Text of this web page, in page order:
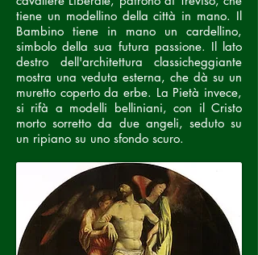
tiene un modellino della città in mano. Il
Bambino tiene in mano un cardellino,
simbolo della sua futura passione. Il lato
destro dell'architettura classicheggiante
mostra una veduta esterna, che dà su un
muretto coperto da erbe. La Pietà invece,
si rifà a modelli belliniani, con il Cristo
morto sorretto da due angeli, seduto su
un ripiano su uno sfondo scuro.